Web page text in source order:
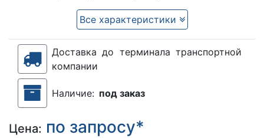
Все характеристики
Доставка до терминала транспортной
компании
Наличие: под заказ
Цена: по запросу*